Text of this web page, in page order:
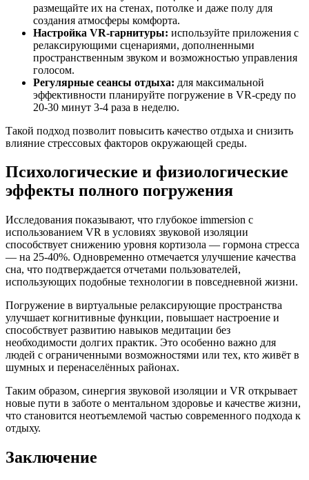
размещайте их на стенах, потолке и даже полу для
создания атмосферы комфорта.
Настройка VR-гарнитуры: используйте приложения с
релаксирующими сценариями, дополненными
пространственным звуком и возможностью управления
голосом.
Регулярные сеансы отдыха: для максимальной
эффективности планируйте погружение в VR-среду по
20-30 минут 3-4 раза в неделю.
Такой подход позволит повысить качество отдыха и снизить
влияние стрессовых факторов окружающей среды.
Психологические и физиологические
эффекты полного погружения
Исследования показывают, что глубокое immersion с
использованием VR в условиях звуковой изоляции
способствует снижению уровня кортизола — гормона стресса
— на 25-40%. Одновременно отмечается улучшение качества
сна, что подтверждается отчетами пользователей,
использующих подобные технологии в повседневной жизни.
Погружение в виртуальные релаксирующие пространства
улучшает когнитивные функции, повышает настроение и
способствует развитию навыков медитации без
необходимости долгих практик. Это особенно важно для
людей с ограниченными возможностями или тех, кто живёт в
шумных и перенаселённых районах.
Таким образом, синергия звуковой изоляции и VR открывает
новые пути в заботе о ментальном здоровье и качестве жизни,
что становится неотъемлемой частью современного подхода к
отдыху.
Заключение